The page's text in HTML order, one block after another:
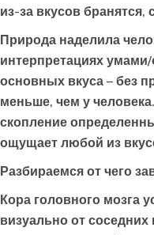
из-за вкусов бранятся,
Природа наделила
интерпретациях
основных вкуса – без
меньше, чем у
скопление
ощущает любой из
Разбираемся от чего
Кора головного мозга
визуально от